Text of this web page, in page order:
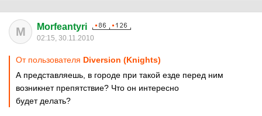
M Morfeantyri
02:15, 30.11.2010
От пользователя Diversion (Knights)
А представляешь, в городе при такой езде перед ним
возникнет препятствие? Что он интересно
будет делать?